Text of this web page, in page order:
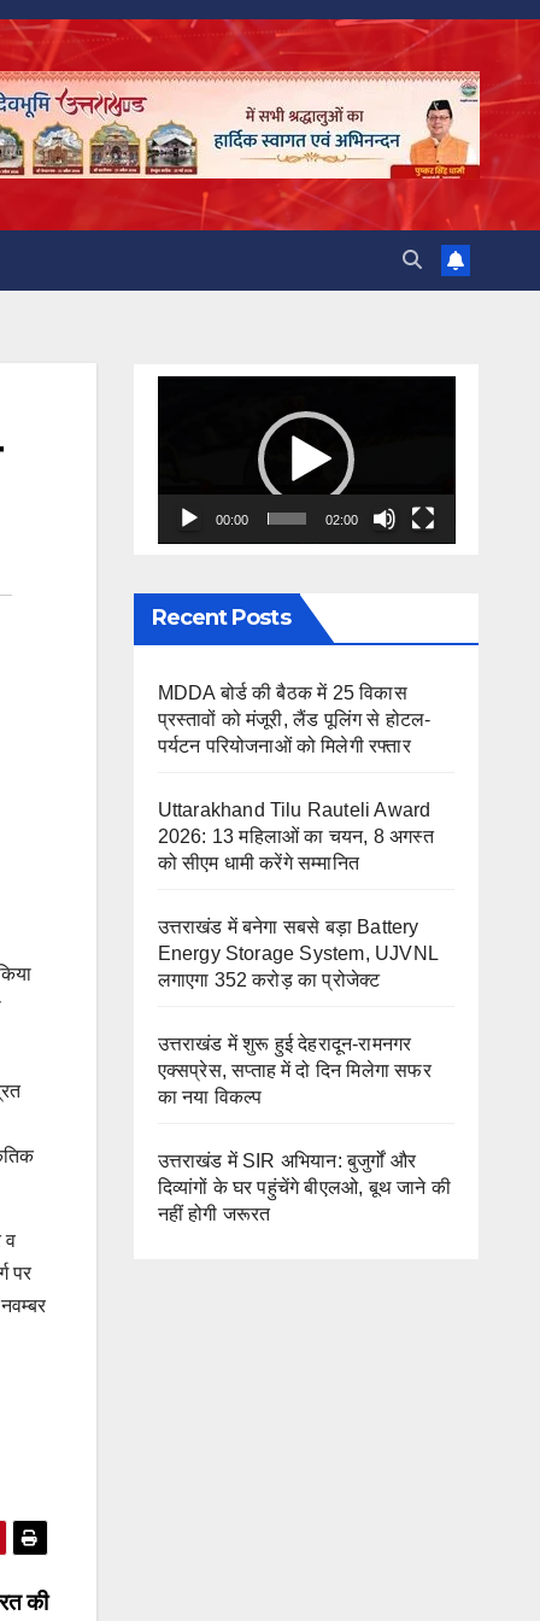
व
पर
की
00:00 02:00
Recent Posts
MDDA बोर्ड की बैठक में 25 विकास
प्रस्तावों को मंजूरी, लैंड पूलिंग से होटल-
पर्यटन परियोजनाओं को मिलेगी रफ्तार
Uttarakhand Tilu Rauteli Award
2026: 13 महिलाओं का चयन, 8 अगस्त
को सीएम धामी करेंगे सम्मानित
उत्तराखंड में बनेगा सबसे बड़ा Battery
Energy Storage System, UJVNL
लगाएगा 352 करोड़ का प्रोजेक्ट
उत्तराखंड में शुरू हुई देहरादून-रामनगर
एक्सप्रेस, सप्ताह में दो दिन मिलेगा सफर
का नया विकल्प
उत्तराखंड में SIR अभियान: बुजुर्गों और
दिव्यांगों के घर पहुंचेंगे बीएलओ, बूथ जाने की
नहीं होगी जरूरत